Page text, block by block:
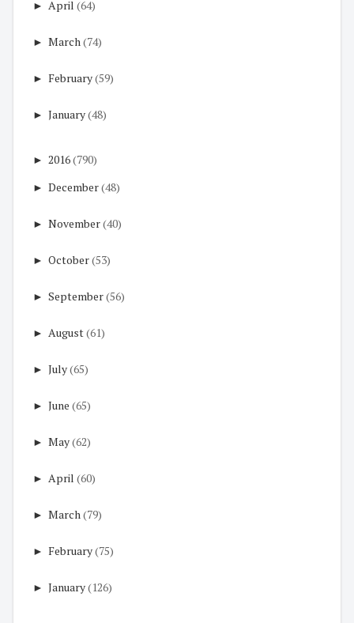
► April (64)
► March(74)
► February(59)
► January(48)
► 2016(790)
► December(48)
► November(40)
► October(53)
► September(56)
► August(61)
► July(65)
► June (65)
► May(62)
► April (60)
► March(79)
► February(75)
► January(126)